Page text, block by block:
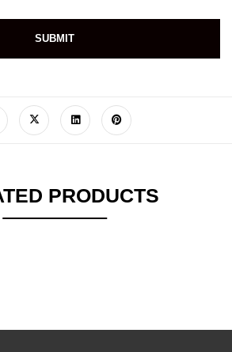
PRODUCTS